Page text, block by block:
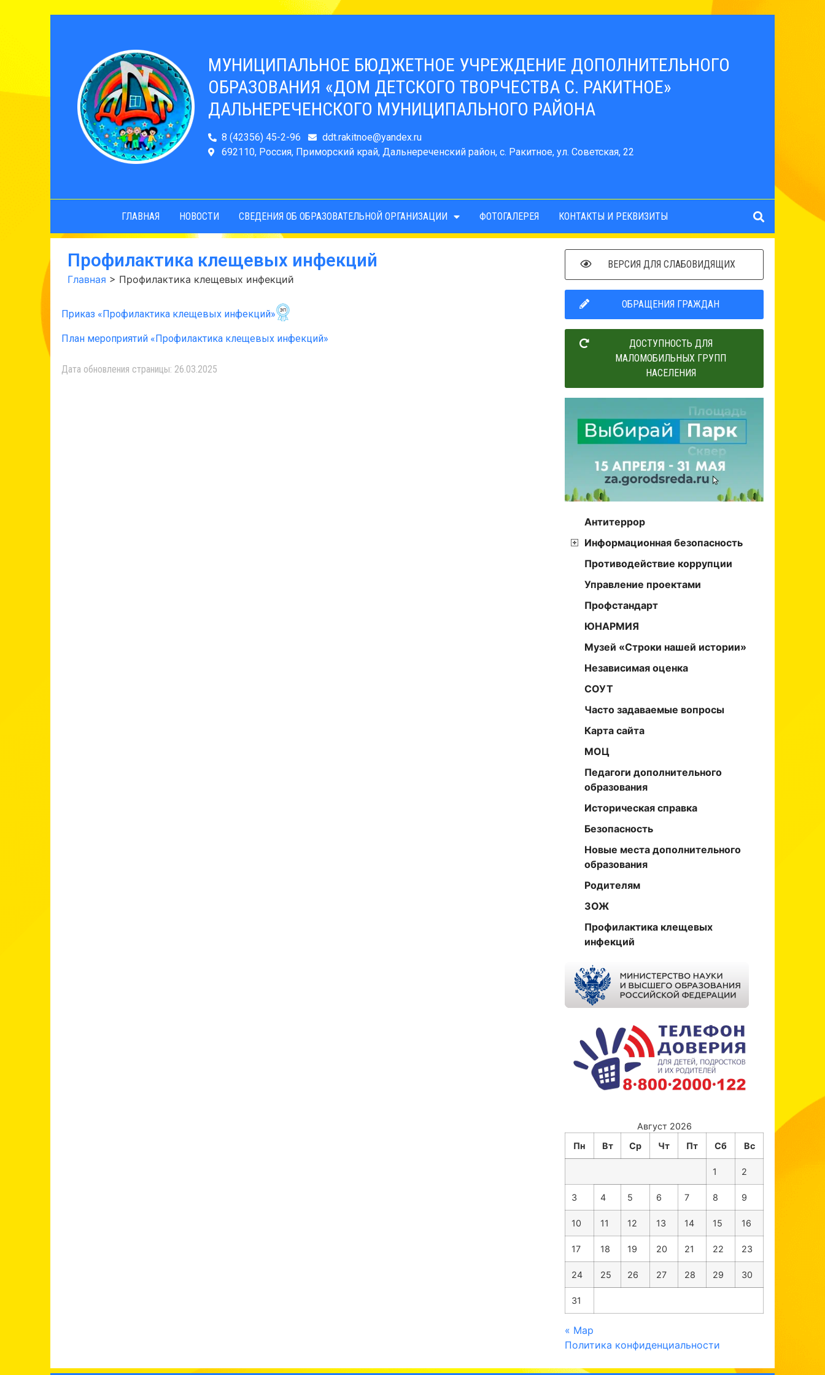
МУНИЦИПАЛЬНОЕ БЮДЖЕТНОЕ УЧРЕЖДЕНИЕ ДОПОЛНИТЕЛЬНОГО
ОБРАЗОВАНИЯ «ДОМ ДЕТСКОГО ТВОРЧЕСТВА С. РАКИТНОЕ»
ДАЛЬНЕРЕЧЕНСКОГО МУНИЦИПАЛЬНОГО РАЙОНА
8 (42356) 45-2-96
ddt.rakitnoe@yandex.ru
692110, Россия, Приморский край, Дальнереченский район, с. Ракитное, ул. Советская, 22
ГЛАВНАЯ НОВОСТИ СВЕДЕНИЯ ОБ ОБРАЗОВАТЕЛЬНОЙ ОРГАНИЗАЦИИ ФОТОГАЛЕРЕЯ КОНТАКТЫ И РЕКВИЗИТЫ
Профилактика клещевых инфекций
Главная > Профилактика клещевых инфекций
Приказ «Профилактика клещевых инфекций»
План мероприятий «Профилактика клещевых инфекций»
Дата обновления страницы: 26.03.2025
ВЕРСИЯ ДЛЯ СЛАБОВИДЯЩИХ
ОБРАЩЕНИЯ ГРАЖДАН
ДОСТУПНОСТЬ ДЛЯ
МАЛОМОБИЛЬНЫХ ГРУПП
НАСЕЛЕНИЯ
Антитеррор
Информационная безопасность
Противодействие коррупции
Управление проектами
Профстандарт
ЮНАРМИЯ
Музей «Строки нашей истории»
Независимая оценка
СОУТ
Часто задаваемые вопросы
Карта сайта
МОЦ
Педагоги дополнительного
образования
Историческая справка
Безопасность
Новые места дополнительного
образования
Родителям
ЗОЖ
Профилактика клещевых
инфекций
Август 2026
Пн
Вт Ср Чт Пт Сб Вс
1 2
3 4 5 6 7 8 9
10 11 12 13 14 15 16
17 18 19 20 21 22 23
24 25 26 27 28 29 30
31
« Мар
Политика конфиденциальности